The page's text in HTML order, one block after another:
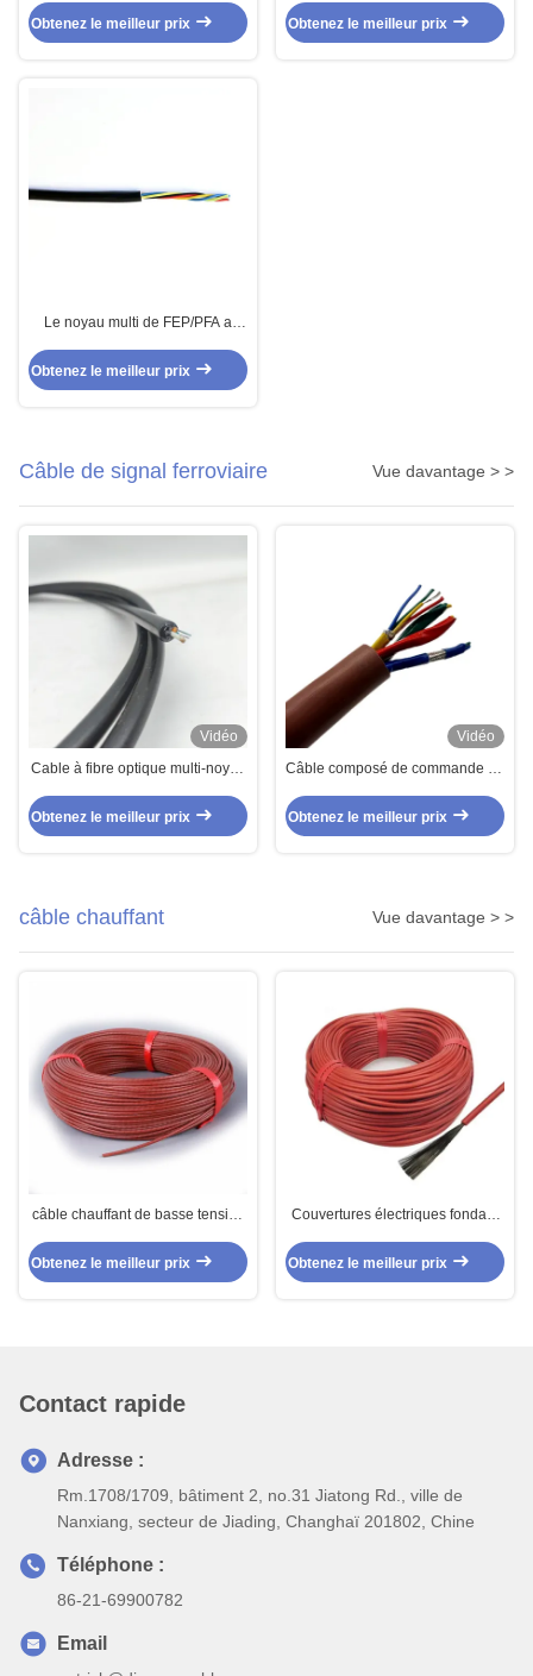
appareils électroniques
Obtenez le meilleur prix Obtenez le meilleur prix
Le noyau multi de FEP/PFA a
à hautes températures
Obtenez le meilleur prix
Câble de signal ferroviaire Vue davantage > >
Vidéo
Cable à fibre optique multi-noyau
fibres
Obtenez le meilleur prix
Vidéo
Câble composé de commande de
ferroviaires de noyau
Obtenez le meilleur prix
câble chauffant Vue davantage > >
câble chauffant de basse tension
24V 36V 48V pour l'équipement
de soins de santé
Obtenez le meilleur prix
Couvertures électriques fondant
de carbone de câble chauffant
18K isolé 20ohm
Obtenez le meilleur prix
Contact rapide
Adresse :
Rm.1708/1709, bâtiment 2, no.31 Jiatong Rd., ville de
Nanxiang, secteur de Jiading, Changhaï 201802, Chine
Téléphone :
86-21-69900782
Email